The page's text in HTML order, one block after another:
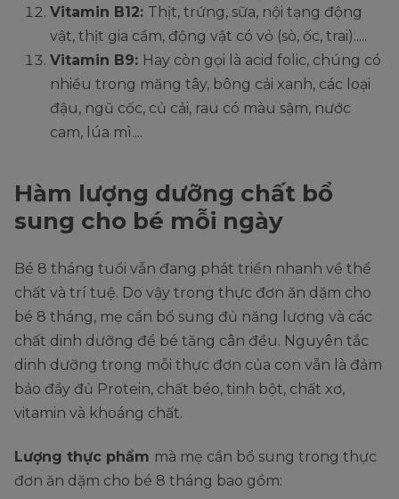
Vitamin B12: Thịt, trứng, sữa, nội tạng động
vật, thịt gia cầm, động vật có vỏ (sò, ốc, trai).....
Vitamin B9: Hay còn gọi là acid folic, chúng có
nhiều trong măng tây, bông cải xanh, các loại
đậu, ngũ cốc, củ cải, rau có màu sậm, nước
cam, lúa mì....
Hàm lượng dưỡng chất bổ
sung cho bé mỗi ngày
Bé 8 tháng tuổi vẫn đang phát triển nhanh về thể
chất và trí tuệ. Do vậy trong thực đơn ăn dặm cho
bé 8 tháng, mẹ cần bổ sung đủ năng lượng và các
chất dinh dưỡng để bé tăng cân đều. Nguyên tắc
dinh dưỡng trong mỗi thực đơn của con vẫn là đảm
bảo đầy đủ Protein, chất béo, tinh bột, chất xơ,
vitamin và khoáng chất.
Lượng thực phẩm mà mẹ cần bổ sung trong thực
đơn ăn dặm cho bé 8 tháng bao gồm: